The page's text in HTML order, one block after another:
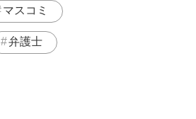
マスコミ
弁護士